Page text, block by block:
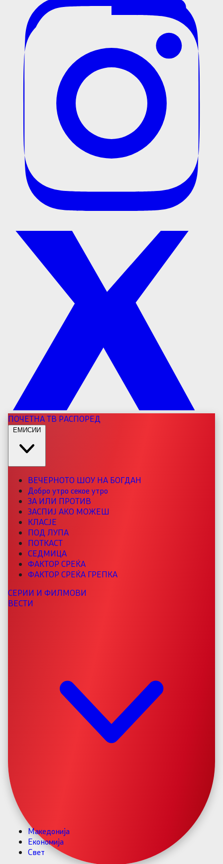
ПОЧЕТНАТВ РАСПОРЕД
ЕМИСИИ
ВЕЧЕРНОТО ШОУ НА БОГДАН
Добро утро секое утро
ЗА ИЛИ ПРОТИВ
ЗАСПИЈ АКО МОЖЕШ
КЛАСЈЕ
ПОД ЛУПА
ПОТКАСТ
СЕДМИЦА
ФАКТОР СРЕЌА
ФАКТОР СРЕЌА ГРЕПКА
СЕРИИ И ФИЛМОВИ
ВЕСТИ
Македонија
Економија
Свет